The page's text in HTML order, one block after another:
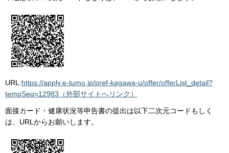
URL:https://apply.e-tumo.jp/pref-kagawa-u/offer/offerList_detail?
tempSeq=12983（外部サイトへリンク）
面接カード・健康状況等申告書の提出は以下二次元コードもしく
は、URLからお願いします。